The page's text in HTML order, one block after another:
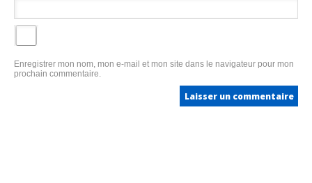
Enregistrer mon nom, mon e-mail et mon site dans le navigateur pour mon
prochain commentaire.